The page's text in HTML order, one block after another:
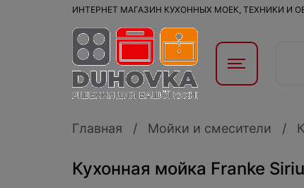
ИНТЕРНЕТ МАГАЗИН КУХОННЫХ МОЕК, ТЕХНИКИ И
Главная Мойки и смесители
Кухонная мойка Franke